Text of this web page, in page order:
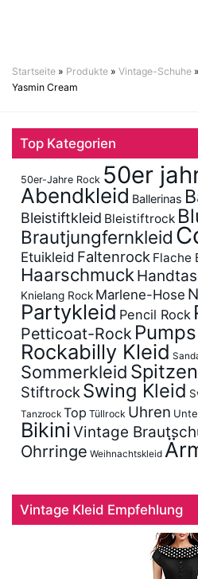
Startseite » Produkte » Vintage-Schuhe »
Yasmin Cream
Top Kategorien
50er-Jahre Rock 50er
Abendkleid Ballerinas
Bleistiftkleid Bleistiftrock
Brautjungfernkleid
Etuikleid Faltenrock Flache
Haarschmuck
Knielang Rock Marlene-Hose
Partykleid Pencil Rock
Petticoat-Rock Pumps
Rockabilly Kleid
Sommerkleid
Stiftrock Swing Kleid
Tanzrock Top Tüllrock Uhren
BikiniVintage
Ohrringe Weihnachtskleid
Vintage Kleid Empfehlung